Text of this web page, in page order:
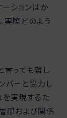
ーションはか
実際どのよう
言っても難し
バーと協力し
実現するた
部および関係